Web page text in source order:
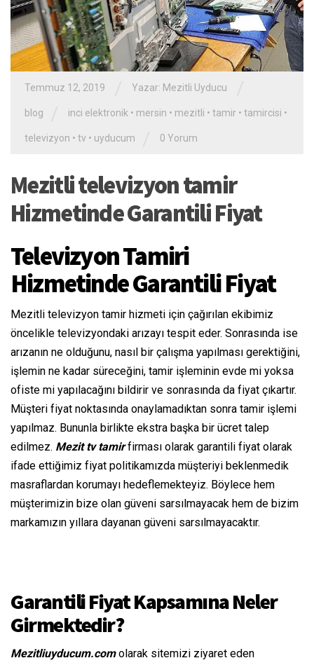
Temmuz 12, 2019 Yazar: Mezitli Uyducu
blog inci elektronik • mersin • mezitli • tamir • tamircisi •
televizyon • tv • uyducum 0 Yorum
Mezitli televizyon tamir
Hizmetinde Garantili Fiyat
Televizyon Tamiri
Hizmetinde Garantili Fiyat
Mezitli televizyon tamir hizmeti için çağırılan ekibimiz
öncelikle televizyondaki arızayı tespit eder. Sonrasında ise
arızanın ne olduğunu, nasıl bir çalışma yapılması gerektiğini,
işlemin ne kadar süreceğini, tamir işleminin evde mi yoksa
ofiste mi yapılacağını bildirir ve sonrasında da fiyat çıkartır.
Müşteri fiyat noktasında onaylamadıktan sonra tamir işlemi
yapılmaz. Bununla birlikte ekstra başka bir ücret talep
edilmez. Mezit tv tamirfirması olarak garantili fiyat olarak
ifade ettiğimiz fiyat politikamızda müşteriyi beklenmedik
masraflardan korumayı hedeflemekteyiz. Böylece hem
müşterimizin bize olan güveni sarsılmayacak hem de bizim
markamızın yıllara dayanan güveni sarsılmayacaktır.
Garantili Fiyat Kapsamına Neler
Girmektedir?
Mezitliuyducum.comolarak sitemizi ziyaret eden